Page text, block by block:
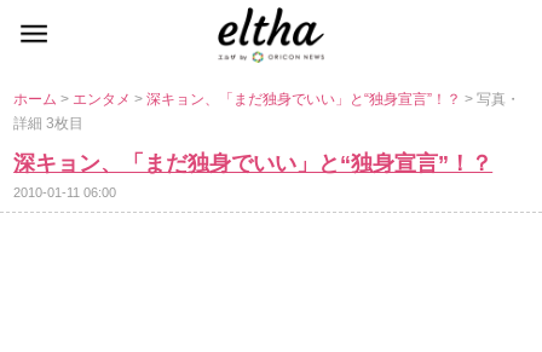
ホーム> エンタメ>深キョン、「まだ独身でいい」と“独身宣言”！？> 写真・
詳細 3枚目
深キョン、「まだ独身でいい」と“独身宣言”！？
2010-01-11 06:00